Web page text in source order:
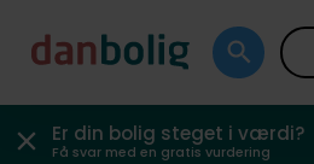
Er din bolig steget i værdi?
Få svar med en gratis vurdering